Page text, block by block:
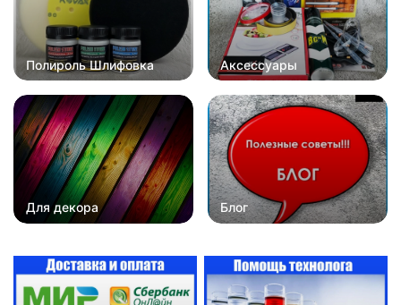
Полироль Шлифовка Аксессуары
Для декора Блог